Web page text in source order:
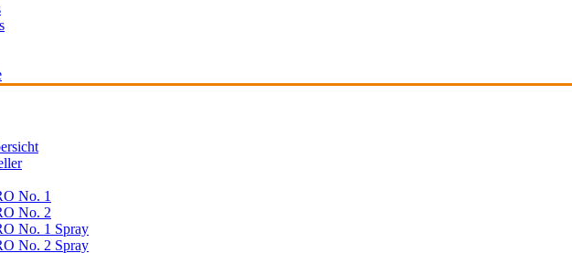
No. 1
No. 2
No. 1 Spray
No. 2 Spray